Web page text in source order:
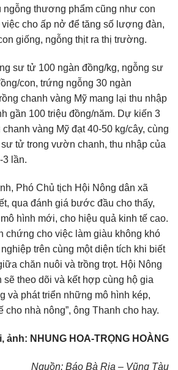
ngỗng thương phẩm cũng như con
cho ấp nở để tăng số lượng đàn,
giống, ngỗng thịt ra thị trường.
sư tử 100 ngàn đồng/kg, ngỗng sư
con, trứng ngỗng 30 ngàn
chanh vàng Mỹ mang lại thu nhập
gần 100 triệu đồng/năm. Dự kiến 3
vàng Mỹ đạt 40-50 kg/cây, cùng
tử trong vườn chanh, thu nhập của
3 lần.
Phó Chủ tịch Hội Nông dân xã
qua đánh giá bước đầu cho thấy,
hình mới, cho hiệu quả kinh tế cao.
chứng cho việc làm giàu không khó
trên cùng một diện tích khi biết
chăn nuôi và trồng trọt. Hội Nông
sẽ theo dõi và kết hợp cùng hộ gia
và phát triển những mô hình kép,
cho nhà nông”, ông Thanh cho hay.
ảnh: NHUNG HOA-TRỌNG HOÀNG
Nguồn: Báo Bà Rịa – Vũng Tàu